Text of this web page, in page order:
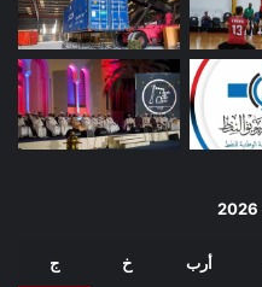
أرب خ ج